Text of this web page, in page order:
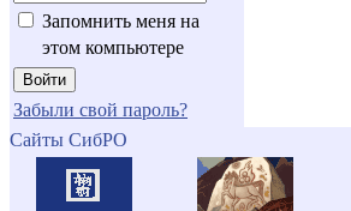
Запомнить меня на
этом компьютере
Забыли свой пароль?
Сайты СибРО